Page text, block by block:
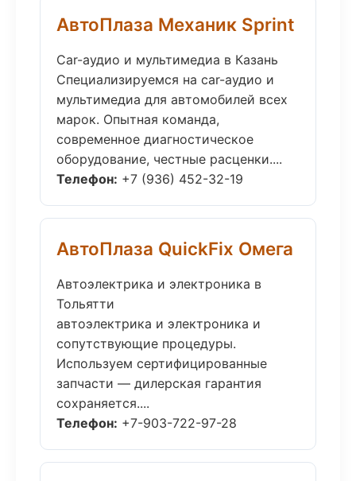
АвтоПлаза Механик Sprint
Car-аудио и мультимедиа в Казань
Специализируемся на car-аудио и
мультимедиа для автомобилей всех
марок. Опытная команда,
современное диагностическое
оборудование, честные расценки....
Телефон: +7 (936) 452-32-19
АвтоПлаза QuickFix Омега
Автоэлектрика и электроника в
Тольятти
автоэлектрика и электроника и
сопутствующие процедуры.
Используем сертифицированные
запчасти — дилерская гарантия
сохраняется....
Телефон: +7-903-722-97-28